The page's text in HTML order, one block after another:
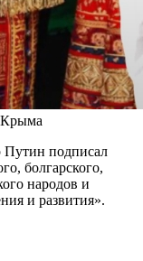
Крыма
Путин подписал
болгарского,
народов и
и развития».